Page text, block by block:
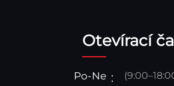
Otevírací
Po-Ne